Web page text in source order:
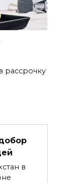
рассрочку
в